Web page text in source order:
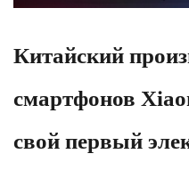
Китайский
смартфонов
свой первый